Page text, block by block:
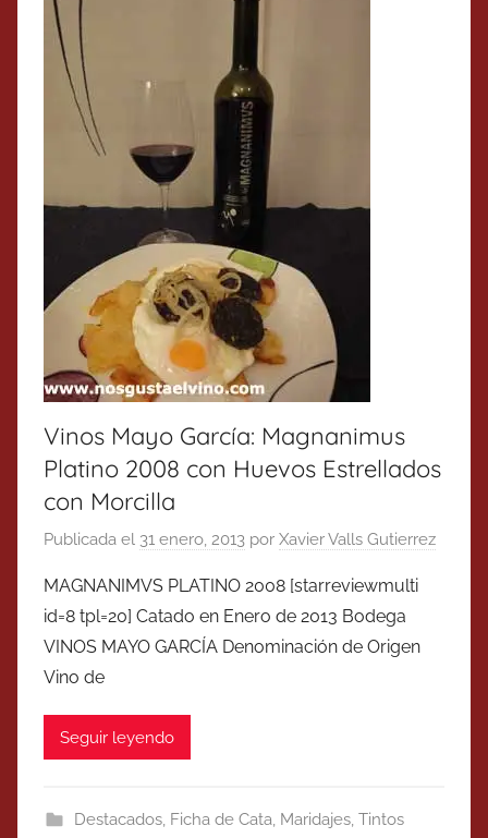
Vinos Mayo García: Magnanimus
Platino 2008 con Huevos Estrellados
con Morcilla
Publicada el 31 enero, 2013 por Xavier Valls Gutierrez
MAGNANIMVS PLATINO 2008 [starreviewmulti
id=8 tpl=20] Catado en Enero de 2013 Bodega
VINOS MAYO GARCÍA Denominación de Origen
Vino de
Seguir leyendo
Destacados, Ficha de Cata, Maridajes, Tintos